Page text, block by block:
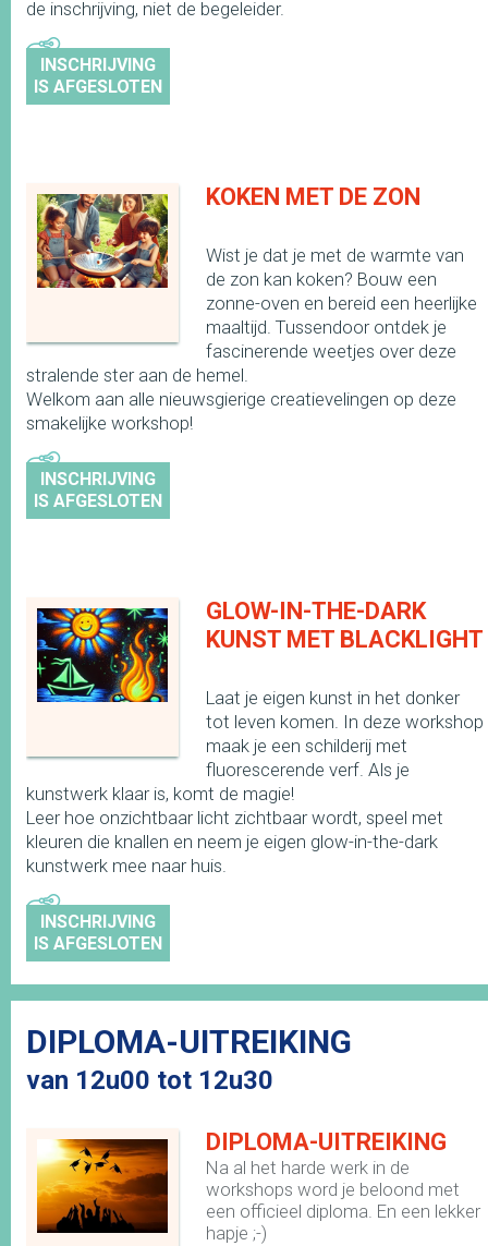
de inschrijving, niet de begeleider.
INSCHRIJVING
IS AFGESLOTEN
KOKEN MET DE ZON
Wist je dat je met de warmte van
de zon kan koken? Bouw een
zonne-oven en bereid een heerlijke
maaltijd. Tussendoor ontdek je
fascinerende weetjes over deze
stralende ster aan de hemel.
Welkom aan alle nieuwsgierige creatievelingen op deze
smakelijke workshop!
INSCHRIJVING
IS AFGESLOTEN
GLOW-IN-THE-DARK
KUNST MET BLACKLIGHT
Laat je eigen kunst in het donker
tot leven komen. In deze workshop
maak je een schilderij met
fluorescerende verf. Als je
kunstwerk klaar is, komt de magie!
Leer hoe onzichtbaar licht zichtbaar wordt, speel met
kleuren die knallen en neem je eigen glow-in-the-dark
kunstwerk mee naar huis.
INSCHRIJVING
IS AFGESLOTEN
DIPLOMA-UITREIKING
van 12u00 tot 12u30
DIPLOMA-UITREIKING
Na al het harde werk in de
workshops word je beloond met
een officieel diploma. En een lekker
hapje ;-)